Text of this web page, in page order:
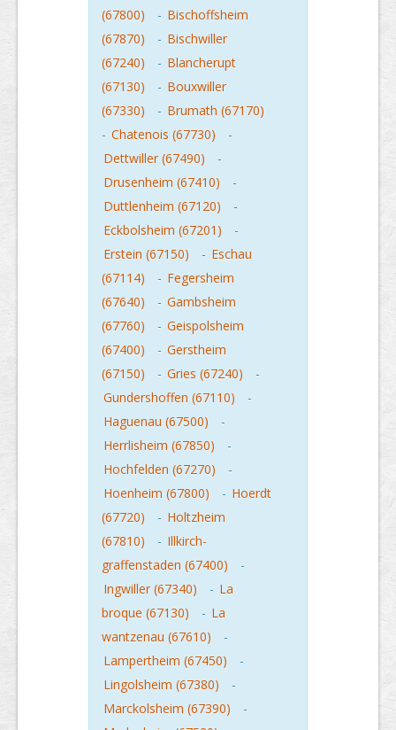
(67800)
- Bischoffsheim
(67870)
- Bischwiller
(67240)
- Blancherupt
(67130)
- Bouxwiller
(67330)
- Brumath (67170)
- Chatenois (67730)
-
Dettwiller (67490)
-
Drusenheim (67410)
-
Duttlenheim (67120)
-
Eckbolsheim (67201)
-
Erstein (67150)
- Eschau
(67114)
- Fegersheim
(67640)
- Gambsheim
(67760)
- Geispolsheim
(67400)
- Gerstheim
(67150)
- Gries (67240)
-
Gundershoffen (67110)
-
Haguenau (67500)
-
Herrlisheim (67850)
-
Hochfelden (67270)
-
Hoenheim (67800)
- Hoerdt
(67720)
- Holtzheim
(67810)
- Illkirch-
graffenstaden (67400)
-
Ingwiller (67340)
- La
broque (67130)
- La
wantzenau (67610)
-
Lampertheim (67450)
-
Lingolsheim (67380)
-
Marckolsheim (67390)
-